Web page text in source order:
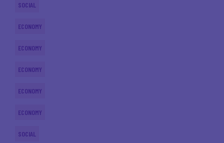
SOCIAL
ECONOMY
ECONOMY
ECONOMY
ECONOMY
ECONOMY
SOCIAL